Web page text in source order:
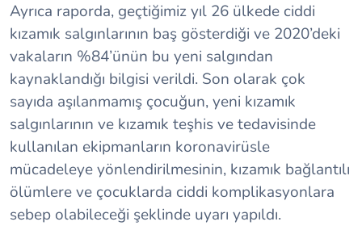
Ayrıca raporda, geçtiğimiz yıl 26 ülkede ciddi
kızamık salgınlarının baş gösterdiği ve 2020’deki
vakaların %84’ünün bu yeni salgından
kaynaklandığı bilgisi verildi. Son olarak çok
sayıda aşılanmamış çocuğun, yeni kızamık
salgınlarının ve kızamık teşhis ve tedavisinde
kullanılan ekipmanların koronavirüsle
mücadeleye yönlendirilmesinin, kızamık bağlantılı
ölümlere ve çocuklarda ciddi komplikasyonlara
sebep olabileceği şeklinde uyarı yapıldı.